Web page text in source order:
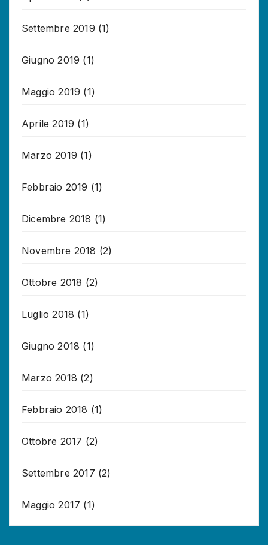
Settembre 2019 (1)
Giugno 2019 (1)
Maggio 2019 (1)
Aprile 2019 (1)
Marzo 2019 (1)
Febbraio 2019 (1)
Dicembre 2018 (1)
Novembre 2018 (2)
Ottobre 2018 (2)
Luglio 2018 (1)
Giugno 2018 (1)
Marzo 2018 (2)
Febbraio 2018 (1)
Ottobre 2017 (2)
Settembre 2017 (2)
Maggio 2017 (1)